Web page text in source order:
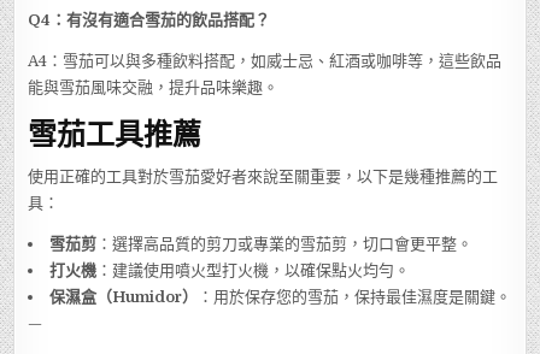
Q4：有沒有適合雪茄的飲品搭配？
A4：雪茄可以與多種飲料搭配，如威士忌、紅酒或咖啡等，這些飲品
能與雪茄風味交融，提升品味樂趣。
雪茄工具推薦
使用正確的工具對於雪茄愛好者來說至關重要，以下是幾種推薦的工
具：
雪茄剪 ：選擇高品質的剪刀或專業的雪茄剪，切口會更平整。
打火機 ：建議使用噴火型打火機，以確保點火均勻。
保濕盒（Humidor）
：用於保存您的雪茄，保持最佳濕度是關鍵。
—